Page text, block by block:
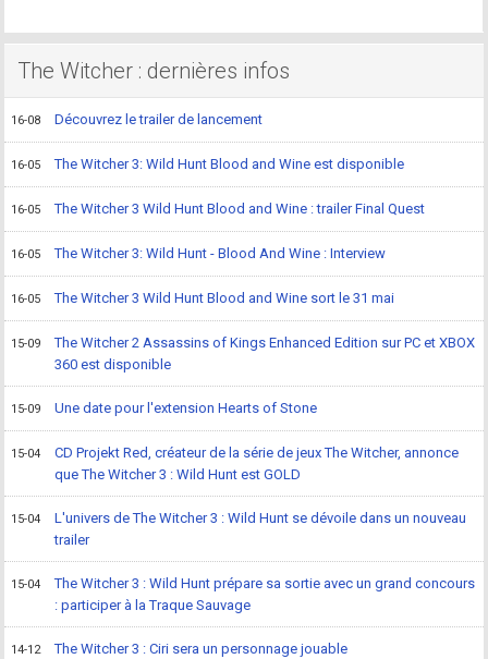
The Witcher : dernières infos
16-08 Découvrez le trailer de lancement
16-05 The Witcher 3: Wild Hunt Blood and Wine est disponible
16-05 The Witcher 3 Wild Hunt Blood and Wine : trailer Final Quest
16-05 The Witcher 3: Wild Hunt - Blood And Wine : Interview
16-05 The Witcher 3 Wild Hunt Blood and Wine sort le 31 mai
15-09
The Witcher 2 Assassins of Kings Enhanced Edition sur PC et XBOX
360 est disponible
15-09 Une date pour l'extension Hearts of Stone
15-04
CD Projekt Red, créateur de la série de jeux The Witcher, annonce
que The Witcher 3 : Wild Hunt est GOLD
15-04
L'univers de The Witcher 3 : Wild Hunt se dévoile dans un nouveau
trailer
15-04
The Witcher 3 : Wild Hunt prépare sa sortie avec un grand concours
: participer à la Traque Sauvage
14-12 The Witcher 3 : Ciri sera un personnage jouable